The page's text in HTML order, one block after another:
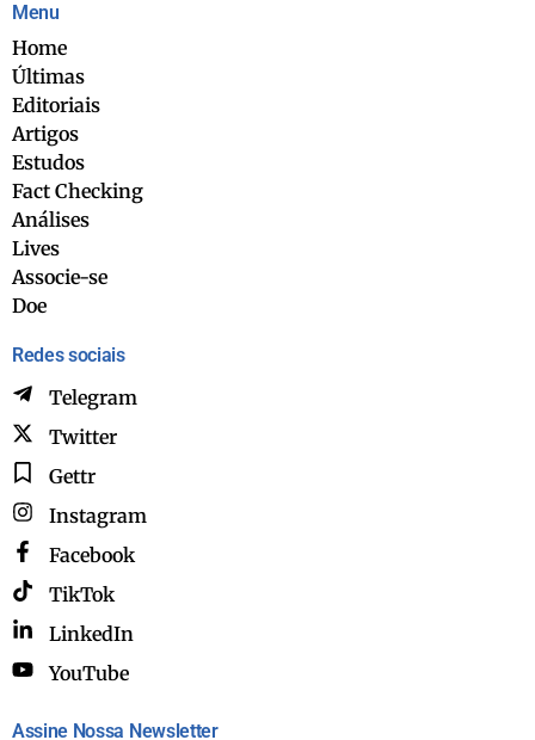
Menu
Home
Últimas
Editoriais
Artigos
Estudos
Fact Checking
Análises
Lives
Associe-se
Doe
Redes sociais
Telegram
Twitter
Gettr
Instagram
Facebook
TikTok
LinkedIn
YouTube
Assine Nossa Newsletter